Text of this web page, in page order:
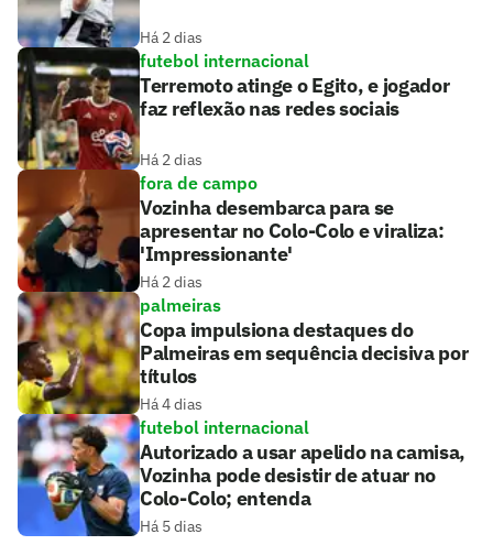
Há 2 dias
futebol internacional
Terremoto atinge o Egito, e jogador
faz reflexão nas redes sociais
Há 2 dias
fora de campo
Vozinha desembarca para se
apresentar no Colo-Colo e viraliza:
'Impressionante'
Há 2 dias
palmeiras
Copa impulsiona destaques do
Palmeiras em sequência decisiva por
títulos
Há 4 dias
futebol internacional
Autorizado a usar apelido na camisa,
Vozinha pode desistir de atuar no
Colo-Colo; entenda
Há 5 dias